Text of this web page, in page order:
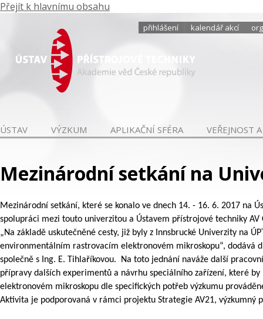
Přejít k hlavnímu obsahu
přihlášení kalendář akcí
ÚSTAV VÝZKUM APLIKAČNÍ SFÉRA VEŘEJNOST
Mezinárodní setkání na
Mezinárodní setkání, které se konalo ve dnech 14. - 16. 6. 2017 na
spolupráci mezi touto univerzitou a Ústavem přístrojové techniky AV
„Na základě uskutečněné cesty, již byly z Innsbrucké Univerzity na
environmentálním rastrovacím elektronovém mikroskopu“, dodává
společně s Ing. E. Tihlaříkovou. Na toto jednání naváže další
přípravy dalších experimentů a návrhu speciálního zařízení, které
elektronovém mikroskopu dle specifických potřeb výzkumu
Aktivita je podporovaná v rámci projektu Strategie AV21, výzkumný